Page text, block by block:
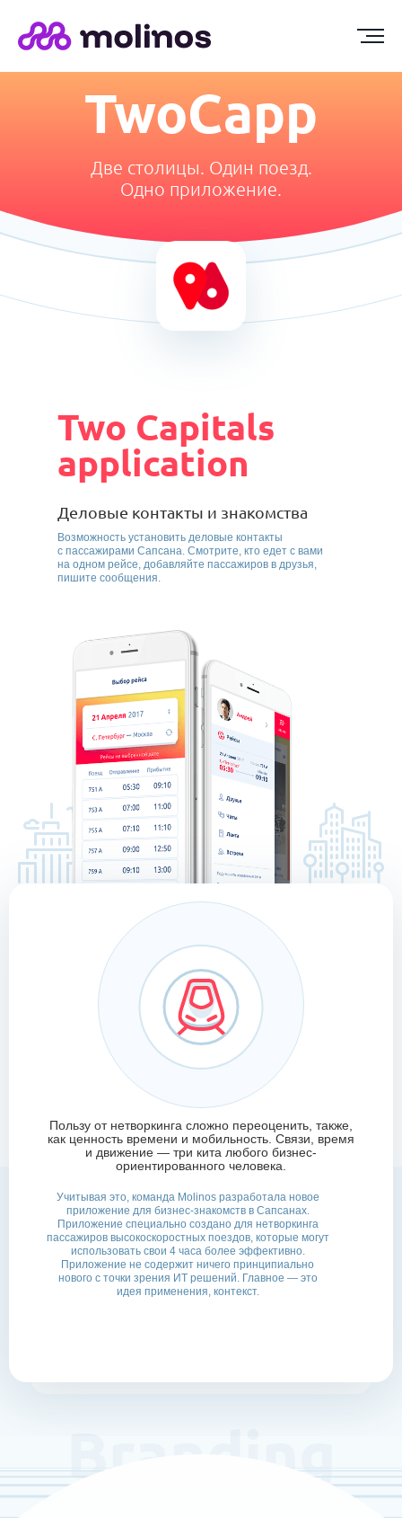
TwoCapp
Две столицы. Один поезд.
Одно приложение.
Two Capitals
application
Деловые контакты и знакомства
Возможность установить деловые контакты
с пассажирами Сапсана. Смотрите, кто едет с вами
на одном рейсе, добавляйте пассажиров в друзья,
пишите сообщения.
Пользу от нетворкинга сложно переоценить, также,
как ценность времени и мобильность. Связи, время
и движение — три кита любого бизнес-
ориентированного человека.
Учитывая это, команда Molinos разработала новое
приложение для бизнес-знакомств в Сапсанах.
Приложение специально создано для нетворкинга
пассажиров высокоскоростных поездов, которые могут
использовать свои 4 часа более эффективно.
Приложение не содержит ничего принципиально
нового с точки зрения ИТ решений. Главное — это
идея применения, контекст.
Branding